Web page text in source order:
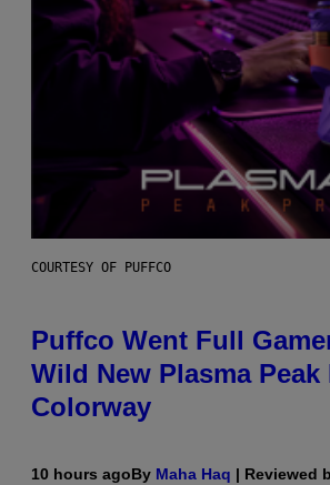
COURTESY OF PUFFCO
Puffco Went Full
Wild New Plasma Peak
Colorway
10 hours agoBy Maha Haq | Reviewed